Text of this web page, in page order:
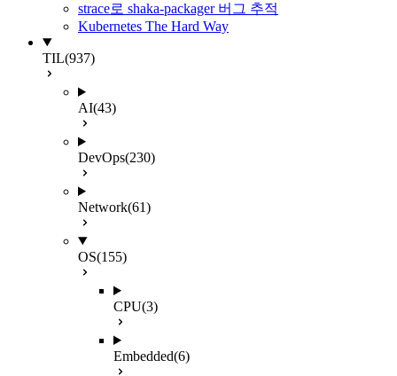
strace로 shaka-packager 버그 추적
Kubernetes The Hard Way
TIL(937)
AI(43)
DevOps(230)
Network(61)
OS(155)
CPU(3)
Embedded(6)